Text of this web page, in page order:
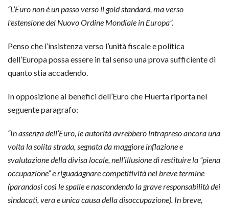
“L’Euro non è un passo verso il gold standard, ma verso
l’estensione del Nuovo Ordine Mondiale in Europa”.
Penso che l’insistenza verso l’unità fiscale e politica
dell’Europa possa essere in tal senso una prova sufficiente di
quanto stia accadendo.
In opposizione ai benefici dell’Euro che Huerta riporta nel
seguente paragrafo:
“In assenza dell’Euro, le autorità avrebbero intrapreso ancora una
volta la solita strada, segnata da maggiore inflazione e
svalutazione della divisa locale, nell’illusione di restituire la “piena
occupazione” e riguadagnare competitività nel breve termine
(parandosi così le spalle e nascondendo la grave responsabilità dei
sindacati, vera e unica causa della disoccupazione). In breve,